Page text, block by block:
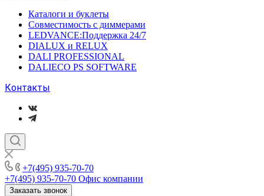
Каталоги и буклеты
Совместимость с диммерами
LEDVANCE:Поддержка 24/7
DIALUX и RELUX
DALI PROFESSIONAL
DALIECO PS SOFTWARE
Контакты
+7(495) 935-70-70
+7(495) 935-70-70 Офис компании
Заказать звонок